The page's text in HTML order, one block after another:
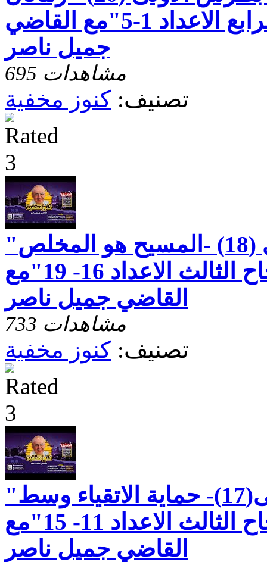
وارادتان - الاصحاح الرابع الاعداد 1-5"مع القاضي
جميل ناصر
695 مشاهدات
تصنيف: كنوز مخفية
"رسالة بطرس الاولى (18) -المسيح هو المخلص
الوحيد - الاصحاح الثالث الاعداد 16- 19"مع
القاضي جميل ناصر
733 مشاهدات
تصنيف: كنوز مخفية
"رسالة بطرس الاولى(17)- حماية الاتقياء وسط
الضيق - الاصحاح الثالث الاعداد 11- 15"مع
القاضي جميل ناصر